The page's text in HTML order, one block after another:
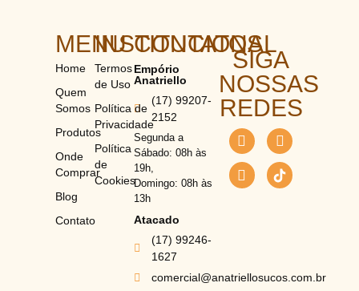
MENU
Home
Quem
Somos
Produtos
Onde
Comprar
Blog
Contato
INSTITUCIONAL
Termos
de Uso
Política de
Privacidade
Política
de
Cookies
CONTATOS
Empório
Anatriello
(17) 99207-
2152
Segunda a
Sábado: 08h às
19h,
Domingo: 08h às
13h
Atacado
(17) 99246-
1627
comercial@anatriellosucos.com.br
SIGA
NOSSAS
REDES